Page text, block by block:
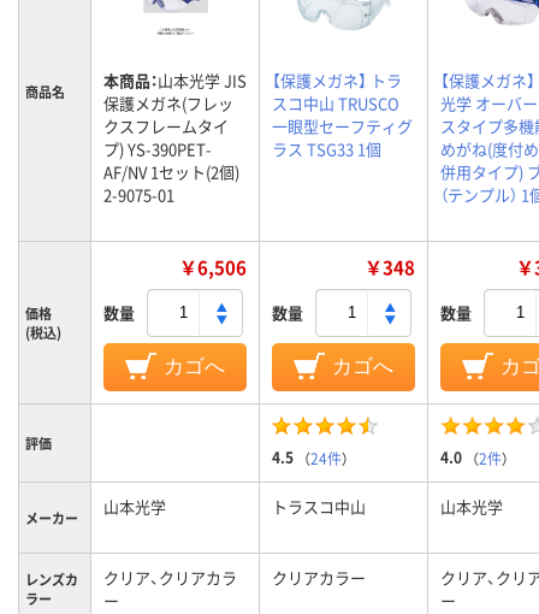
商品名 本商品：山本光学 JIS
保護メガネ(フレッ
クスフレームタイ
プ) YS-390PET-
AF/NV 1セット(2個)
2-9075-01
【保護メガネ】 トラ
スコ中山 TRUSCO
一眼型セーフティグ
ラス TSG33 1個
【保護メガネ
光学 オーバ
スタイプ多
めがね(度付
併用タイプ)
（テンプル） 1
価格
(税込)
￥6,506
数量
カゴへ
￥348
数量
カゴへ
数量
カ
評価
4.5 （24件） 4.0 （2件）
メーカー 山本光学 トラスコ中山 山本光学
レンズカ
ラー
クリア、クリアカラ
ー
クリアカラー
クリア、クリ
ー